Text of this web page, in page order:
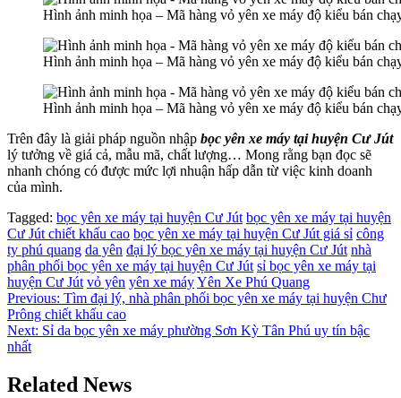
Hình ảnh minh họa – Mã hàng vỏ yên xe máy độ kiểu bán
Hình ảnh minh họa – Mã hàng vỏ yên xe máy độ kiểu bán
Hình ảnh minh họa – Mã hàng vỏ yên xe máy độ kiểu bán
Trên đây là giải pháp nguồn nhập bọc yên xe máy tại huyện Cư Jút
lý tưởng về giá cả, mẫu mã, chất lượng… Mong rằng bạn đọc sẽ
nhanh chóng có được mức lợi nhuận hấp dẫn từ việc kinh doanh
của mình.
Tagged: bọc yên xe máy tại huyện Cư Jút bọc yên xe máy tại huyện
Cư Jút chiết khấu cao bọc yên xe máy tại huyện Cư Jút giá sỉ công
ty phú quang da yên đại lý bọc yên xe máy tại huyện Cư Jút nhà
phân phối bọc yên xe máy tại huyện Cư Jút sỉ bọc yên xe máy tại
huyện Cư Jút vỏ yên yên xe máyYên Xe Phú Quang
Điều
hướng
bài
viết
Previous: Tìm đại lý, nhà phân phối bọc yên xe máy tại huyện Chư
Prông chiết khấu cao
Next: Sỉ da bọc yên xe máy phường Sơn Kỳ Tân Phú uy tín bậc
nhất
Related News